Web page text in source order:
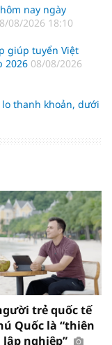
nay ngày
08/2026 18:10
giúp tuyển Việt
2026 08/08/2026
thanh khoản, dưới
trẻ quốc tế
Quốc là “thiên
nghiệp”